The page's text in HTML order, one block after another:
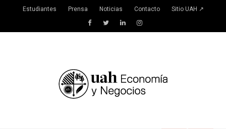
Estudiantes Prensa Noticias Contacto Sitio UAH ↗
FacebookTwitterLinkedInInstagram